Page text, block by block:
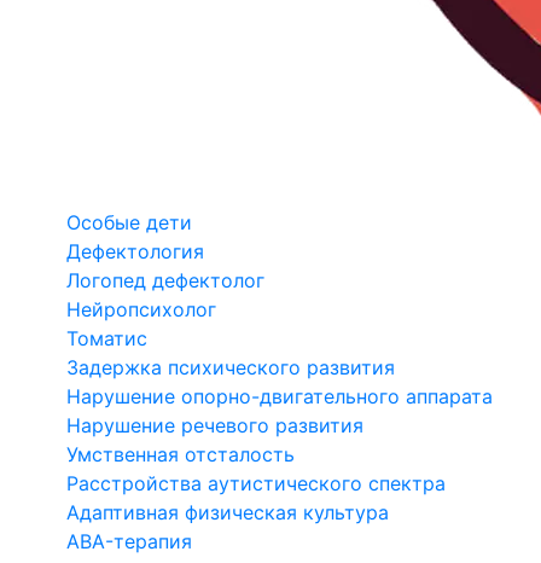
Особые дети
Дефектология
Логопед дефектолог
Нейропсихолог
Томатис
Задержка психического развития
Нарушение опорно-двигательного аппарата
Нарушение речевого развития
Умственная отсталость
Расстройства аутистического спектра
Адаптивная физическая культура
ABA-терапия